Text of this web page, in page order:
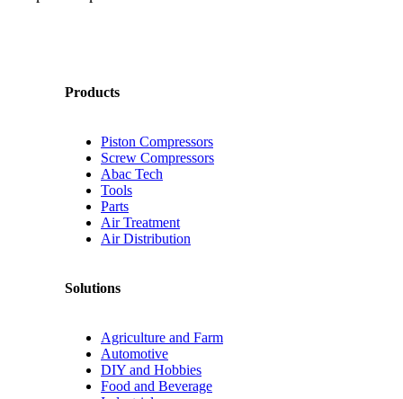
Products
Piston Compressors
Screw Compressors
Abac Tech
Tools
Parts
Air Treatment
Air Distribution
Solutions
Agriculture and Farm
Automotive
DIY and Hobbies
Food and Beverage